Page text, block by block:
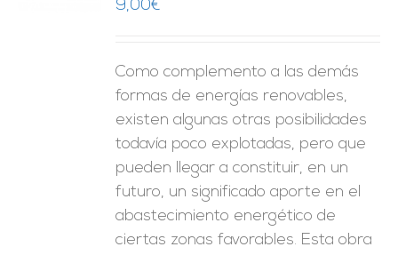
9,00€
Como complemento a las demás
formas de energías renovables,
existen algunas otras posibilidades
todavía poco explotadas, pero que
pueden llegar a constituir, en un
futuro, un significado aporte en el
abastecimiento energético de
ciertas zonas favorables. Esta obra